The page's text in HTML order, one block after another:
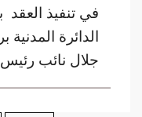
في تنفيذ
الدائرة
جلال نائب